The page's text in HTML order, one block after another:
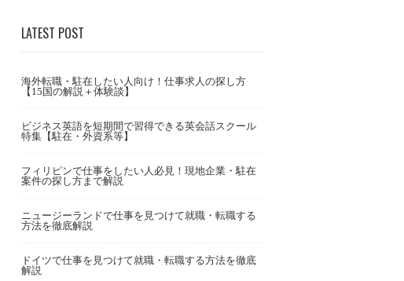
LATEST POST
海外転職・駐在したい人向け！仕事求人の探し方
【15国の解説＋体験談】
ビジネス英語を短期間で習得できる英会話スクール
特集【駐在・外資系等】
フィリピンで仕事をしたい人必見！現地企業・駐在
案件の探し方まで解説
ニュージーランドで仕事を見つけて就職・転職する
方法を徹底解説
ドイツで仕事を見つけて就職・転職する方法を徹底
解説